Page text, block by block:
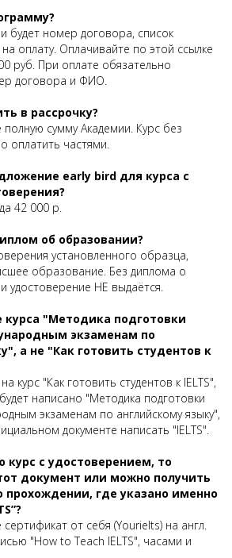
будет номер договора, список
оплату. Оплачивайте по этой ссылке
руб. При оплате обязательно
договора и ФИО.
в рассрочку?
сумму Академии. Курс без
оплатить частями.
early bird для курса с
42 000 р.
об образовании?
установленного образца,
образование. Без диплома о
удостоверение НЕ выдаётся.
курса "Методика подготовки
экзаменам по
а не "Как готовить студентов к
курс "Как готовить студентов к IELTS",
написано "Методика подготовки
экзаменам по английскому языку",
документе написать "IELTS".
курс с удостоверением, то
документ или можно получить
где указано именно
от себя (Yourielts) на англ.
"How to Teach IELTS", часами и